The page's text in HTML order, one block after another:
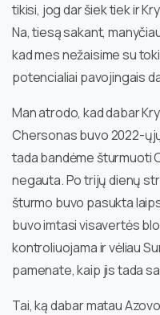
tikisi, jog dar šiek tiek ir
Na, tiesą sakant,
kad mes nežaisime su
potencialiai pavojingais
Man atrodo, kad dabar
Chersonas buvo 2022-
tada bandėme šturmuoti
negauta. Po trijų dienų
šturmo buvo pasukta
buvo imtasi visavertės
kontroliuojama ir vėliau
pamenate, kaip jis tada
Tai, ką dabar matau